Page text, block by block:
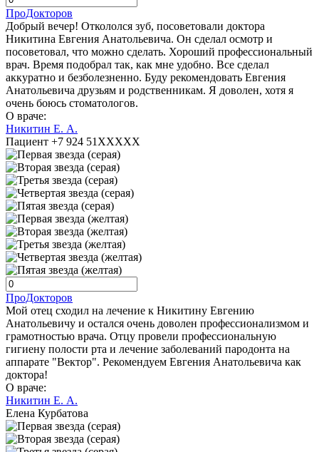
ПроДокторов
Добрый вечер! Откололся зуб, посоветовали доктора
Никитина Евгения Анатольевича. Он сделал осмотр и
посоветовал, что можно сделать. Хороший профессиональный
врач. Время подобрал так, как мне удобно. Все сделал
аккуратно и безболезненно. Буду рекомендовать Евгения
Анатольевича друзьям и родственникам. Я доволен, хотя я
очень боюсь стоматологов.
О враче:
Никитин Е. А.
Пациент +7 924 51XXXXX
ПроДокторов
Мой отец сходил на лечение к Никитину Евгению
Анатольевичу и остался очень доволен профессионализмом и
грамотностью врача. Отцу провели профессиональную
гигиену полости рта и лечение заболеваний пародонта на
аппарате "Вектор". Рекомендуем Евгения Анатольевича как
доктора!
О враче:
Никитин Е. А.
Елена Курбатова